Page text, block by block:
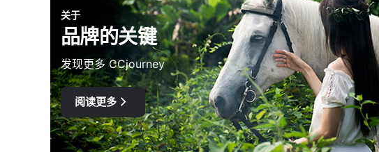
关于
品牌的关键
发现更多 CCjourney
阅读更多